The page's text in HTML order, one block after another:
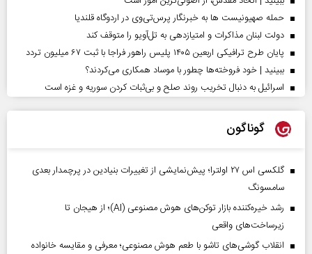
حمله صهیونیست ها به خبرنگار پرس‌تی‌وی در اردوگاه قلندیا
دولت لبنان مذاکرات و امتیازدهی به تل‌آویو را متوقف کند
پایان طرح ترافیکی اربعین ۱۴۰۵ پلیس راهور فراجا با ثبت ۶۷ میلیون تردد
ببینید | خود فروخته‌ها چطور با موساد همکاری می‌کردند؟
اسرائیل به دنبال تخریب روند صلح و بی‌ثبات کردن سوریه و غزه است
گوناگون
گلکسی اس ۲۷ اولترا؛ پیش‌نمایشی از تغییرات بنیادین در پرچمدار بعدی
سامسونگ
رشد خیره‌کننده بازار توکن‌های هوش مصنوعی (AI)؛ از هیجان تا
زیرساخت‌های واقعی
انقلاب گوشی‌های تاشو‌ با طعم هوش مصنوعی؛ معرفی و مقایسه خانواده